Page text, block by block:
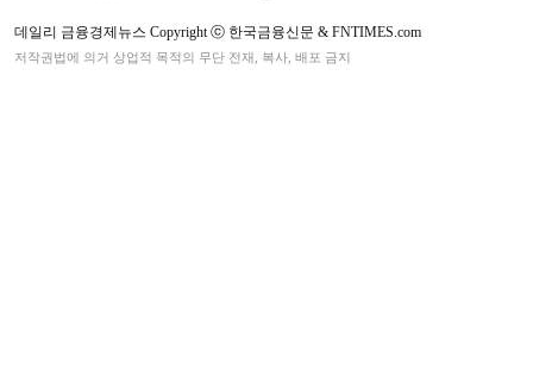
데일리 금융경제뉴스 Copyright ⓒ 한국금융신문 & FNTIMES.com
저작권법에 의거 상업적 목적의 무단 전재, 복사, 배포 금지